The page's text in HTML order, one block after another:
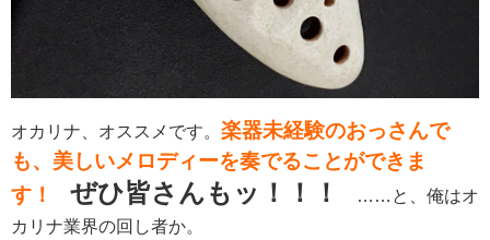
オカリナ、オススメです。 楽器未経験のおっさんで
も、美しいメロディーを奏でることができま
す！
ぜひ皆さんもッ！！！
……と、俺はオ
カリナ業界の回し者か。